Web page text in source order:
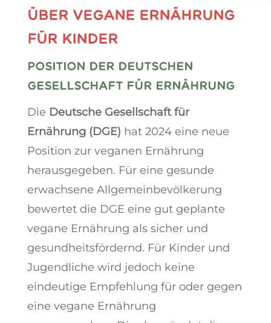
ÜBER VEGANE ERNÄHRUNG
FÜR KINDER
POSITION DER DEUTSCHEN
GESELLSCHAFT FÜR ERNÄHRUNG
Die Deutsche Gesellschaft für
Ernährung (DGE) hat 2024 eine neue
Position zur veganen Ernährung
herausgegeben. Für eine gesunde
erwachsene Allgemeinbevölkerung
bewertet die DGE eine gut geplante
vegane Ernährung als sicher und
gesundheitsfördernd. Für Kinder und
Jugendliche wird jedoch keine
eindeutige Empfehlung für oder gegen
eine vegane Ernährung